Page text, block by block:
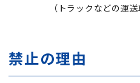
（トラックなどの運
禁止の理由